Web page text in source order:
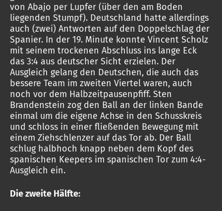
von Abajo per Lupfer (über den am Boden
liegenden Stumpf). Deutschland hatte allerdings
auch (zwei) Antworten auf den Doppelschlag der
Spanier. In der 19. Minute konnte Vincent Scholz
mit seinem trockenen Abschluss ins lange Eck
das 3:4 aus deutscher Sicht erzielen. Der
Ausgleich gelang den Deutschen, die auch das
bessere Team im zweiten Viertel waren, auch
noch vor dem Halbzeitpausenpfiff. Sten
Brandenstein zog den Ball an der linken Bande
einmal um die eigene Achse in den Schusskreis
und schloss in einer fließenden Bewegung mit
einem Ziehschlenzer auf das Tor ab. Der Ball
schlug halbhoch knapp neben dem Kopf des
spanischen Keepers im spanischen Tor zum 4:4-
Ausgleich ein.
Die zweite Hälfte: